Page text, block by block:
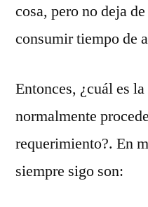
cosa, pero no deja
consumir tiempo de
Entonces, ¿cuál es
normalmente
requerimiento?. En
siempre sigo son: